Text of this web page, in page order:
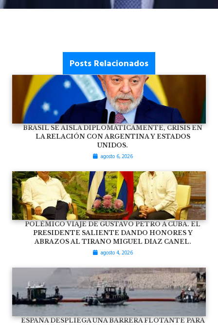
Posts Relacionados
BRASIL SE AISLA DIPLOMÁTICAMENTE, CRISIS EN
LA RELACIÓN CON ARGENTINA Y ESTADOS
UNIDOS.
agosto 6, 2026
POLÉMICO VIAJE DE GUSTAVO PETRO A CUBA. EL
PRESIDENTE SALIENTE DANDO HONORES Y
ABRAZOS AL TIRANO MIGUEL DIAZ CANEL.
agosto 4, 2026
ESPAÑA DESPLIEGA UNA BARRERA FLOTANTE PARA